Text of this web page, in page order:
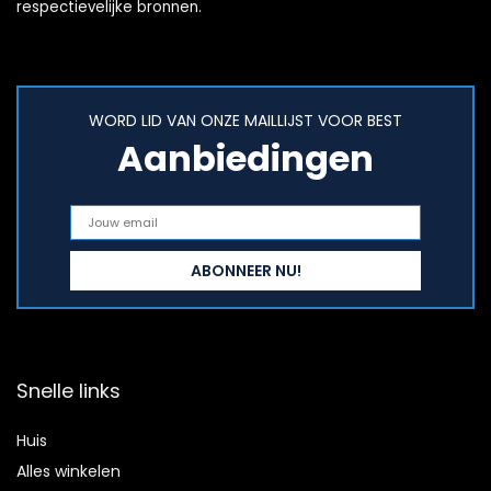
respectievelijke bronnen.
WORD LID VAN ONZE MAILLIJST VOOR BEST
Aanbiedingen
Snelle links
Huis
Alles winkelen